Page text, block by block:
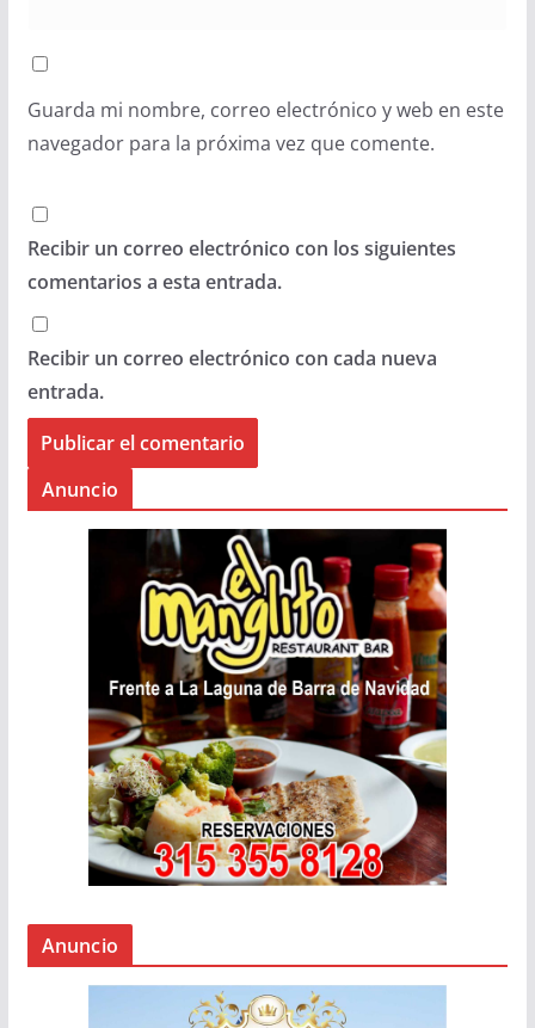
Guarda mi nombre, correo electrónico y web en este
navegador para la próxima vez que comente.
Recibir un correo electrónico con los siguientes
comentarios a esta entrada.
Recibir un correo electrónico con cada nueva
entrada.
Anuncio
Anuncio